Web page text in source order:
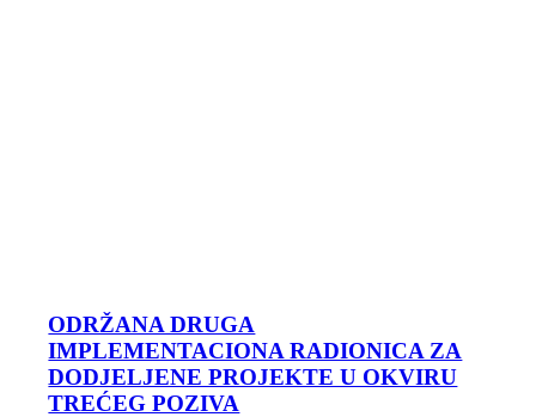
ODRŽANA DRUGA
IMPLEMENTACIONA RADIONICA ZA
DODJELJENE PROJEKTE U OKVIRU
TREĆEG POZIVA